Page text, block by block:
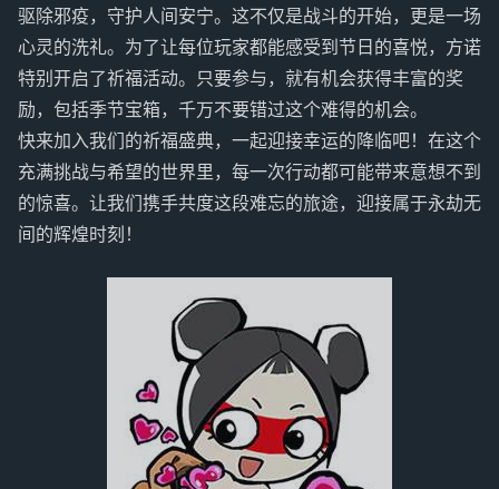
驱除邪疫，守护人间安宁。这不仅是战斗的开始，更是一场
心灵的洗礼。为了让每位玩家都能感受到节日的喜悦，方诺
特别开启了祈福活动。只要参与，就有机会获得丰富的奖
励，包括季节宝箱，千万不要错过这个难得的机会。
快来加入我们的祈福盛典，一起迎接幸运的降临吧！在这个
充满挑战与希望的世界里，每一次行动都可能带来意想不到
的惊喜。让我们携手共度这段难忘的旅途，迎接属于永劫无
间的辉煌时刻！